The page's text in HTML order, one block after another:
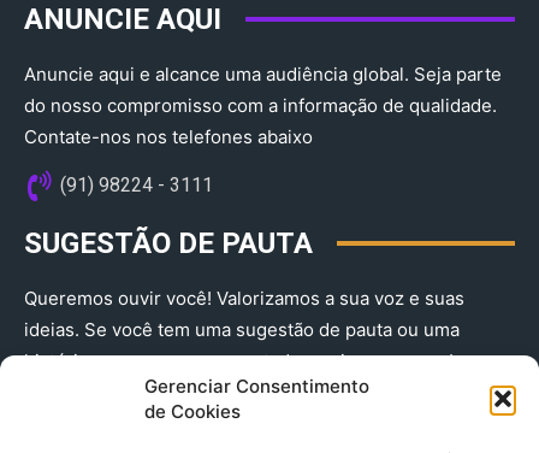
Gerenciar Consentimento
de Cookies
ANUNCIE AQUI
Anuncie aqui e alcance uma audiência global. Seja parte
do nosso compromisso com a informação de qualidade.
Contate-nos nos telefones abaixo
(91) 98224 - 3111
SUGESTÃO DE PAUTA
Queremos ouvir você! Valorizamos a sua voz e suas
ideias. Se você tem uma sugestão de pauta ou uma
história que merece ser contada, envie-nos agora!
(91) 98224 - 3111